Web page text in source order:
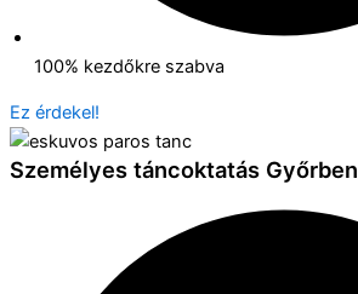
100% kezdőkre szabva
Ez érdekel!
Személyes táncoktatás Győrben